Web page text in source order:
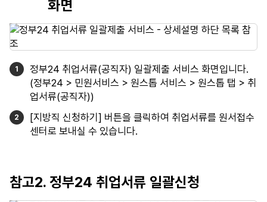
화면
정부24 취업서류(공직자) 일괄제출 서비스 화면입니다.
(정부24 > 민원서비스 > 원스톱 서비스 > 원스톱 탭 > 취
업서류(공직자))
[지방직 신청하기] 버튼을 클릭하여 취업서류를 원서접수
센터로 보내실 수 있습니다.
참고2. 정부24 취업서류 일괄신청